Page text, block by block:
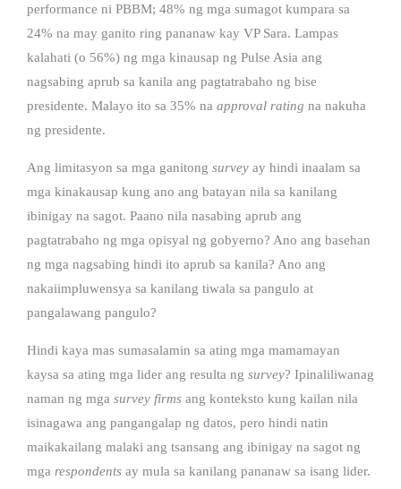
performance ni PBBM; 48% ng mga sumagot kumpara sa
24% na may ganito ring pananaw kay VP Sara. Lampas
kalahati (o 56%) ng mga kinausap ng Pulse Asia ang
nagsabing aprub sa kanila ang pagtatrabaho ng bise
presidente. Malayo ito sa 35% na approval rating na nakuha
ng presidente.
Ang limitasyon sa mga ganitong survey ay hindi inaalam sa
mga kinakausap kung ano ang batayan nila sa kanilang
ibinigay na sagot. Paano nila nasabing aprub ang
pagtatrabaho ng mga opisyal ng gobyerno? Ano ang basehan
ng mga nagsabing hindi ito aprub sa kanila? Ano ang
nakaiimpluwensya sa kanilang tiwala sa pangulo at
pangalawang pangulo?
Hindi kaya mas sumasalamin sa ating mga mamamayan
kaysa sa ating mga lider ang resulta ng survey? Ipinaliliwanag
naman ng mga survey firms ang konteksto kung kailan nila
isinagawa ang pangangalap ng datos, pero hindi natin
maikakailang malaki ang tsansang ang ibinigay na sagot ng
mga respondents ay mula sa kanilang pananaw sa isang lider.